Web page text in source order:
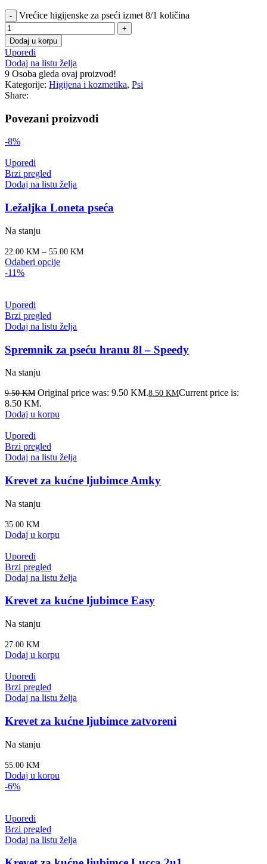
Vrećice higijenske za pseći izmet 8/1 količina
Dodaj u korpu
Uporedi
Dodaj na listu želja
9 Osoba gleda ovaj proizvod!
Kategorije: Higijena i kozmetika, Psi
Share:
Povezani proizvodi
-8%
Uporedi
Brzi pregled
Dodaj na listu želja
Ležaljka Loneta pseća
Na stanju
22.00 KM – 55.00 KM
Odaberi opcije
-11%
Uporedi
Brzi pregled
Dodaj na listu želja
Spremnik za pseću hranu 8l – Speedy
Na stanju
9.50KM Original price was: 9.50 KM.8.50 KMCurrent price is:
8.50 KM.
Dodaj u korpu
Uporedi
Brzi pregled
Dodaj na listu želja
Krevet za kućne ljubimce Amky
Na stanju
35.00 KM
Dodaj u korpu
Uporedi
Brzi pregled
Dodaj na listu želja
Krevet za kućne ljubimce Easy
Na stanju
27.00 KM
Dodaj u korpu
Uporedi
Brzi pregled
Dodaj na listu želja
Krevet za kućne ljubimce zatvoreni
Na stanju
55.00 KM
Dodaj u korpu
-6%
Uporedi
Brzi pregled
Dodaj na listu želja